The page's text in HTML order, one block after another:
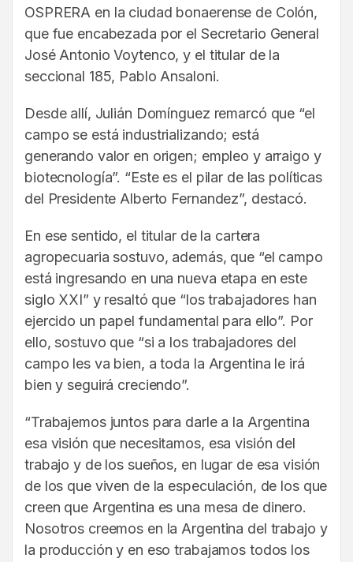
OSPRERA en la ciudad bonaerense de Colón,
que fue encabezada por el Secretario General
José Antonio Voytenco, y el titular de la
seccional 185, Pablo Ansaloni.
Desde allí, Julián Domínguez remarcó que “el
campo se está industrializando; está
generando valor en origen; empleo y arraigo y
biotecnología”. “Este es el pilar de las políticas
del Presidente Alberto Fernandez”, destacó.
En ese sentido, el titular de la cartera
agropecuaria sostuvo, además, que “el campo
está ingresando en una nueva etapa en este
siglo XXI” y resaltó que “los trabajadores han
ejercido un papel fundamental para ello”. Por
ello, sostuvo que “si a los trabajadores del
campo les va bien, a toda la Argentina le irá
bien y seguirá creciendo”.
“Trabajemos juntos para darle a la Argentina
esa visión que necesitamos, esa visión del
trabajo y de los sueños, en lugar de esa visión
de los que viven de la especulación, de los que
creen que Argentina es una mesa de dinero.
Nosotros creemos en la Argentina del trabajo y
la producción y en eso trabajamos todos los